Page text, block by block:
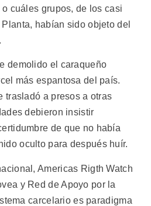
cuáles grupos, de los casi
habían sido objeto del
demolido el caraqueño
más espantosa del país.
trasladó a presos a otras
debieron insistir
de que no había
oculto para después huír.
Americas Rigth Watch
y Red de Apoyo por la
carcelario es paradigma